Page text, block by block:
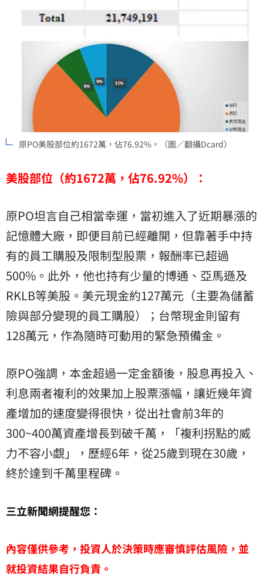
原PO美股部位約1672萬，佔76.92%。（圖／翻攝Dcard）
美股部位（約1672萬，佔76.92%）：
原PO坦言自己相當幸運，當初進入了近期暴漲的
記憶體大廠，即便目前已經離開，但靠著手中持
有的員工購股及限制型股票，報酬率已超過
500%。此外，他也持有少量的博通、亞馬遜及
RKLB等美股。美元現金約127萬元（主要為儲蓄
險與部分變現的員工購股）；台幣現金則留有
128萬元，作為隨時可動用的緊急預備金。
原PO強調，本金超過一定金額後，股息再投入、
利息兩者複利的效果加上股票漲幅，讓近幾年資
產增加的速度變得很快，從出社會前3年的
300~400萬資產增長到破千萬，「複利拐點的威
力不容小覷」，歷經6年，從25歲到現在30歲，
終於達到千萬里程碑。
三立新聞網提醒您：
內容僅供參考，投資人於決策時應審慎評估風險，並
就投資結果自行負責。